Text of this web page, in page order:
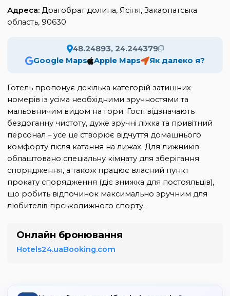
Адреса: Драгобрат долина, Ясіня, Закарпатська
область, 90630
48.24893, 24.244379
Google Maps
Apple Maps Як далеко я?
Готель пропонує декілька категорій затишних
номерів із усіма необхідними зручностями та
мальовничим видом на гори. Гості відзначають
бездоганну чистоту, дуже зручні ліжка та привітний
персонал – усе це створює відчуття домашнього
комфорту після катання на лижах. Для лижників
облаштовано спеціальну кімнату для зберігання
спорядження, а також працює власний пункт
прокату спорядження (діє знижка для постояльців),
що робить відпочинок максимально зручним для
любителів гірськолижного спорту.
Онлайн бронювання
Hotels24.uaBooking.com